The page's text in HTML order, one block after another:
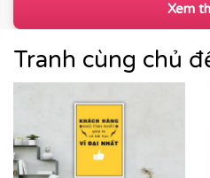
Xem
Tranh cùng chủ